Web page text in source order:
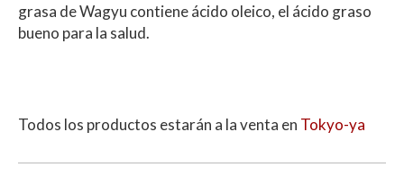
grasa de Wagyu contiene ácido oleico, el ácido graso
bueno para la salud.
Todos los productos estarán a la venta en Tokyo-ya